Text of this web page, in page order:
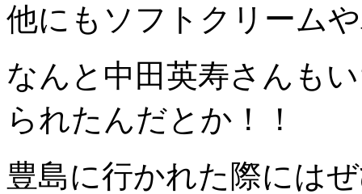
他にもソフトクリーム
なんと中田英寿さんも
られたんだとか！！
豊島に行かれた際には